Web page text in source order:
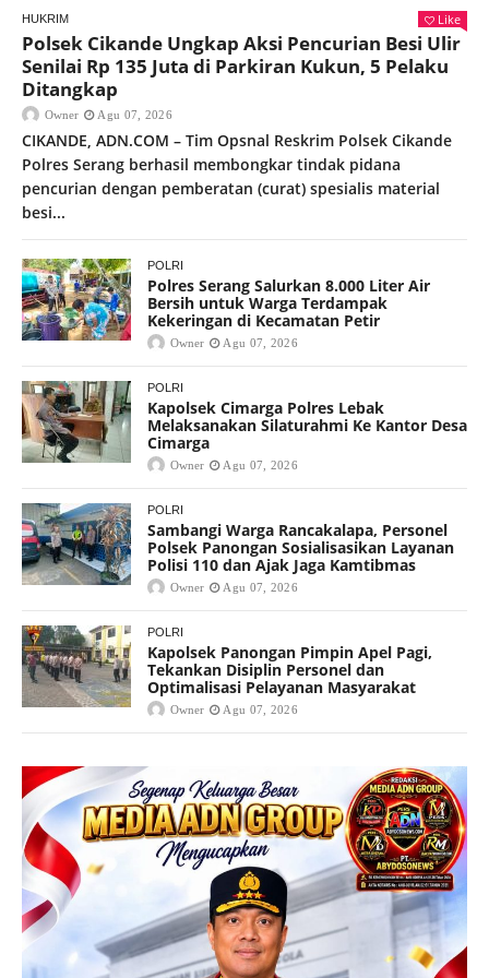
HUKRIM Like
Polsek Cikande Ungkap Aksi Pencurian Besi Ulir
Senilai Rp 135 Juta di Parkiran Kukun, 5 Pelaku
Ditangkap
Owner Agu 07, 2026
CIKANDE, ADN.COM – Tim Opsnal Reskrim Polsek Cikande
Polres Serang berhasil membongkar tindak pidana
pencurian dengan pemberatan (curat) spesialis material
besi...
POLRI
Polres Serang Salurkan 8.000 Liter Air
Bersih untuk Warga Terdampak
Kekeringan di Kecamatan Petir
Owner Agu 07, 2026
POLRI
Kapolsek Cimarga Polres Lebak
Melaksanakan Silaturahmi Ke Kantor Desa
Cimarga
Owner Agu 07, 2026
POLRI
Sambangi Warga Rancakalapa, Personel
Polsek Panongan Sosialisasikan Layanan
Polisi 110 dan Ajak Jaga Kamtibmas
Owner Agu 07, 2026
POLRI
Kapolsek Panongan Pimpin Apel Pagi,
Tekankan Disiplin Personel dan
Optimalisasi Pelayanan Masyarakat
Owner Agu 07, 2026